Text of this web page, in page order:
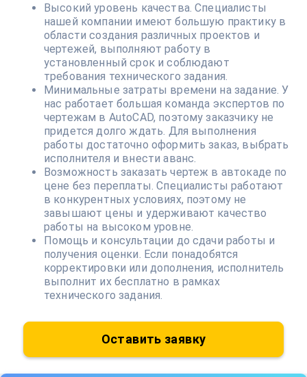
Высокий уровень качества. Специалисты
нашей компании имеют большую практику в
области создания различных проектов и
чертежей, выполняют работу в
установленный срок и соблюдают
требования технического задания.
Минимальные затраты времени на задание. У
нас работает большая команда экспертов по
чертежам в AutoCAD, поэтому заказчику не
придется долго ждать. Для выполнения
работы достаточно оформить заказ, выбрать
исполнителя и внести аванс.
Возможность заказать чертеж в автокаде по
цене без переплаты. Специалисты работают
в конкурентных условиях, поэтому не
завышают цены и удерживают качество
работы на высоком уровне.
Помощь и консультации до сдачи работы и
получения оценки. Если понадобятся
корректировки или дополнения, исполнитель
выполнит их бесплатно в рамках
технического задания.
Оставить заявку